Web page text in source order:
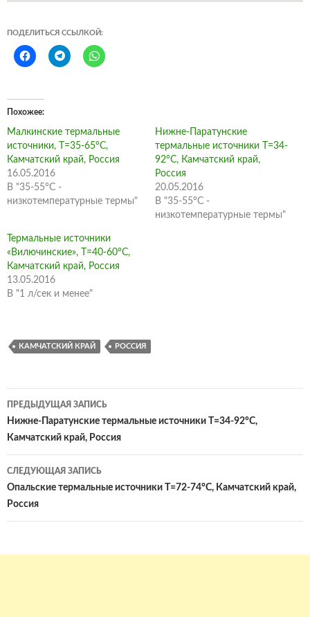
ПОДЕЛИТЬСЯ ССЫЛКОЙ:
Похожее
Малкинские термальные
источники, Т=35-65°С,
Камчатский край, Россия
16.05.2016
В "35-55°C -
низкотемпературные термы"
Нижне-Паратунские
термальные источники Т=34-
92°С, Камчатский край,
Россия
20.05.2016
В "35-55°C -
низкотемпературные термы"
Термальные источники
«Вилючинские», Т=40-60°С,
Камчатский край, Россия
13.05.2016
В "1 л/сек и менее"
КАМЧАТСКИЙ КРАЙ РОССИЯ
Навигация
по
записям
ПРЕДЫДУЩАЯ ЗАПИСЬ
Нижне-Паратунские термальные источники Т=34-92°С,
Камчатский край, Россия
СЛЕДУЮЩАЯ ЗАПИСЬ
Опальские термальные источники Т=72-74°С, Камчатский край,
Россия